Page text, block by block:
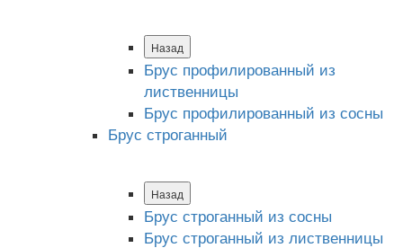
Назад
Брус профилированный из
лиственницы
Брус профилированный из сосны
Брус строганный
Назад
Брус строганный из сосны
Брус строганный из лиственницы